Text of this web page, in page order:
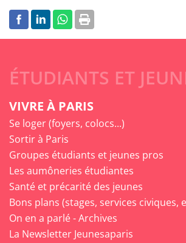
ÉTUDIANTS ET
VIVRE À PARIS
Se loger (foyers, colocs...)
Sortir à Paris
Groupes étudiants et jeunes pros
Les aumôneries étudiantes
Santé et précarité des jeunes
Bons plans (stages, services civiques,
On en a parlé - Archives
La Newsletter Jeunesaparis